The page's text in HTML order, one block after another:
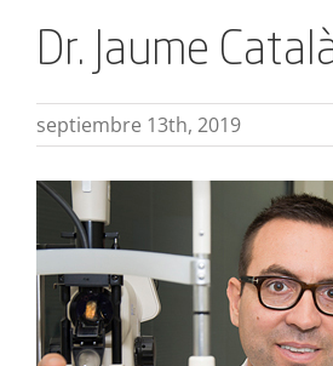
Dr. Jaume
septiembre 13th, 2019